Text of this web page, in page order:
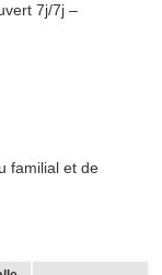
7j/7j –
familial et de